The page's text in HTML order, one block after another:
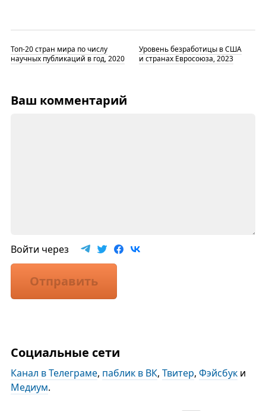
Топ-20 стран мира по числу
научных публикаций в год, 2020
Уровень безработицы в США
и странах Евросоюза, 2023
Ваш комментарий
Войти через
Отправить
Социальные сети
Канал в Телеграме, паблик в ВК, Твитер, Фэйсбуки
Медиум.